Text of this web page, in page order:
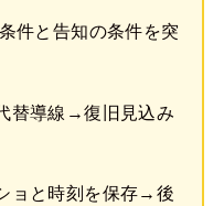
件と告知の条件を突
替導線→復旧見込み
ョと時刻を保存→後